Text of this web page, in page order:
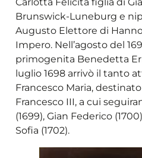
Carlotta Felicita figlia di
Brunswick-Luneburg e
Augusto Elettore di
Impero. Nell’agosto del
primogenita Benedetta
luglio 1698 arrivò il tanto
Francesco Maria,
Francesco III, a cui
(1699), Gian Federico
Sofia (1702).